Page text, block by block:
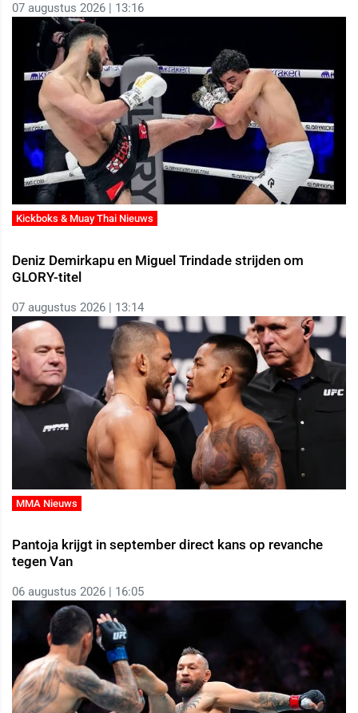
07 augustus 2026 | 13:16
Kickboks & Muay Thai Nieuws
Deniz Demirkapu en Miguel Trindade strijden om
GLORY-titel
07 augustus 2026 | 13:14
MMA Nieuws
Pantoja krijgt in september direct kans op revanche
tegen Van
06 augustus 2026 | 16:05